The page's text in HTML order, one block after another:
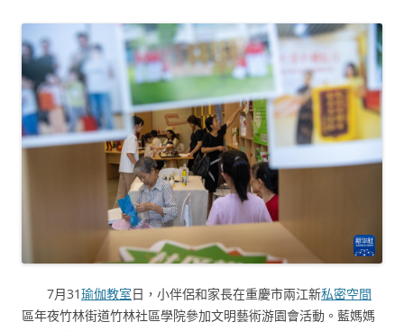
7月31瑜伽教室日，小伴侶和家長在重慶市兩江新私密空間
區年夜竹林街道竹林社區學院參加文明藝術游園會活動。藍媽媽